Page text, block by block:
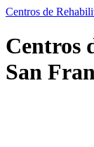
Centros de
Centros
San